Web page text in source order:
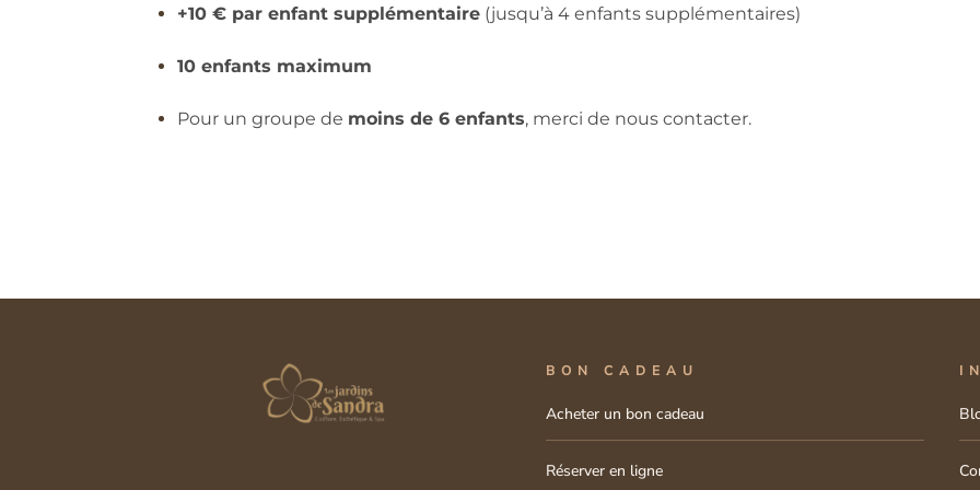
+10 € par enfant supplémentaire(jusqu’à 4 enfants supplémentaires)
10 enfants maximum
Pour un groupe de moins de 6 enfants, merci de nous contacter.
BON CADEAU
Acheter un bon cadeau
Réserver en ligne